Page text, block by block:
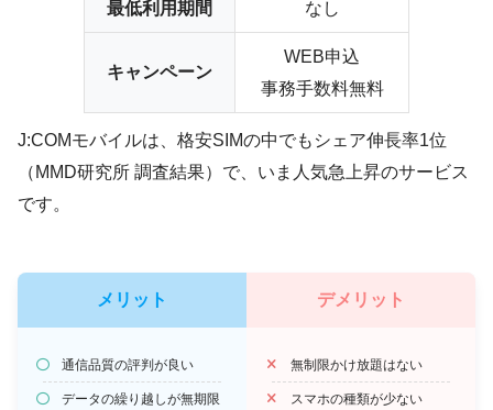
最低利用期間 なし
キャンペーン
WEB申込
事務手数料無料
J:COMモバイルは、格安SIMの中でもシェア伸長率1位
（MMD研究所 調査結果）で、いま人気急上昇のサービス
です。
メリット
通信品質の評判が良い
データの繰り越しが無期限
デメリット
無制限かけ放題はない
スマホの種類が少ない